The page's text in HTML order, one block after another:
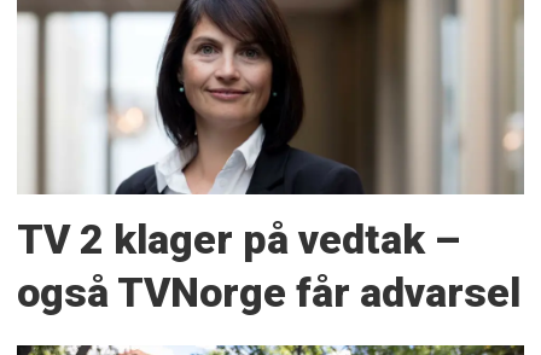
TV 2 klager på vedtak –
også TVNorge får advarsel